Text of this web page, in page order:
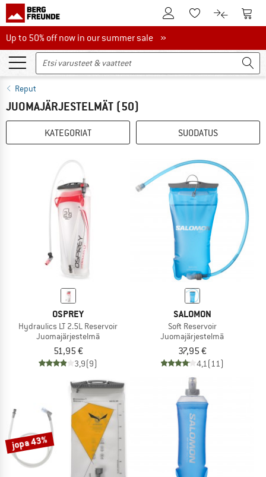
Tästä asiakastililleTästä toivelistalle.
Tästä
Up to 50% off now in our summer sale
Up to 50% off now in our summer sale »
Reput
JUOMAJÄRJESTELMÄT (50)
KATEGORIAT SUODATUS
OSPREY
Hydraulics LT 2.5L Reservoir
Juomajärjestelmä
51,95 €
3,9(9)
SALOMON
Soft Reservoir
Juomajärjestelmä
37,95 €
4,1(11)
jopa 43%